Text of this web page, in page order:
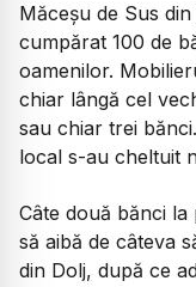
Măceșu de Sus
cumpărat 100 de
oamenilor.
chiar lângă cel
sau chiar trei
local s-au cheltuit
Câte două bănci
să aibă de câteva
din Dolj, după ce